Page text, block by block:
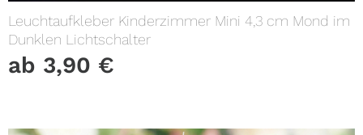
Leuchtaufkleber Kinderzimmer Mini 4,3 cm Mond im
Dunklen Lichtschalter
ab 3,90 €